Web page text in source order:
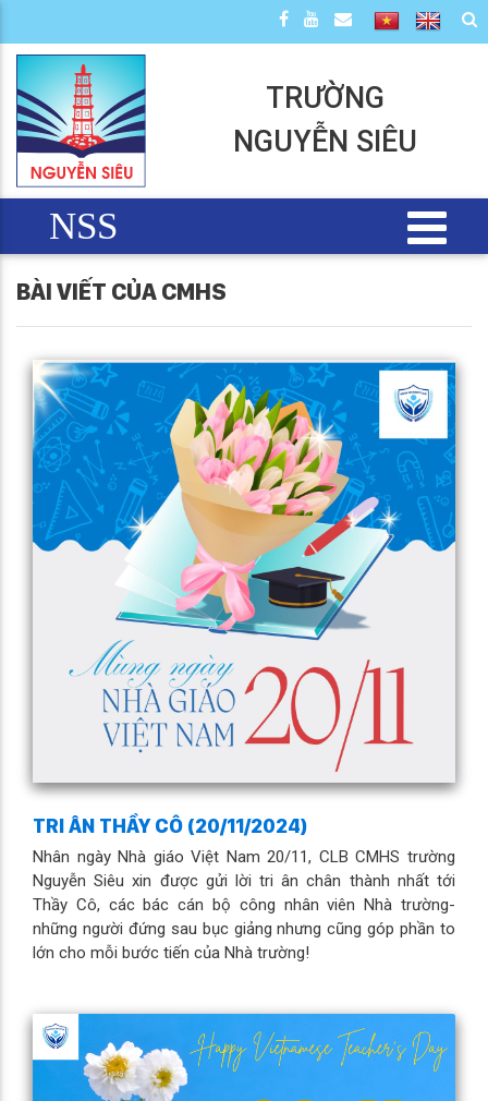
TRƯỜNG
NGUYỄN SIÊU
NSS
BÀI VIẾT CỦA CMHS
TRI ÂN THẦY CÔ (20/11/2024)
Nhân ngày Nhà giáo Việt Nam 20/11, CLB CMHS trường
Nguyễn Siêu xin được gửi lời tri ân chân thành nhất tới
Thầy Cô, các bác cán bộ công nhân viên Nhà trường-
những người đứng sau bục giảng nhưng cũng góp phần to
lớn cho mỗi bước tiến của Nhà trường!